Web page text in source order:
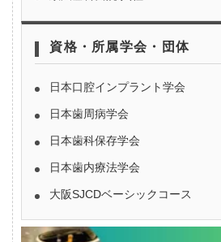
資格・所属学会・団体
日本口腔インプラント学会
日本歯周病学会
日本歯科保存学会
日本歯内療法学会
大阪SJCDベーシックコース